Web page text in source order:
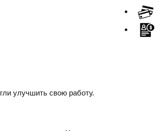
улучшить свою работу.